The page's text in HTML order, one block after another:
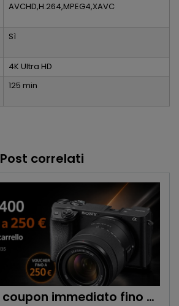
AVCHD,H.264,MPEG4,XAVC
Sì
4K Ultra HD
125 min
Post correlati
Sony A6400: coupon immediato fino a 250 € nel carrello scade il 30 agosto 2026